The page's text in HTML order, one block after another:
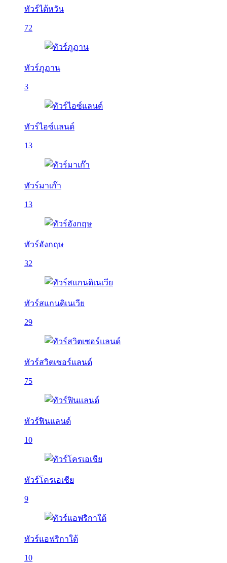
ทัวร์ไต้หวัน
72
ทัวร์ภูฏาน
3
ทัวร์ไอซ์แลนด์
13
ทัวร์มาเก๊า
13
ทัวร์อังกฤษ
32
ทัวร์สแกนดิเนเวีย
29
ทัวร์สวิตเซอร์แลนด์
75
ทัวร์ฟินแลนด์
10
ทัวร์โครเอเชีย
9
ทัวร์แอฟริกาใต้
10